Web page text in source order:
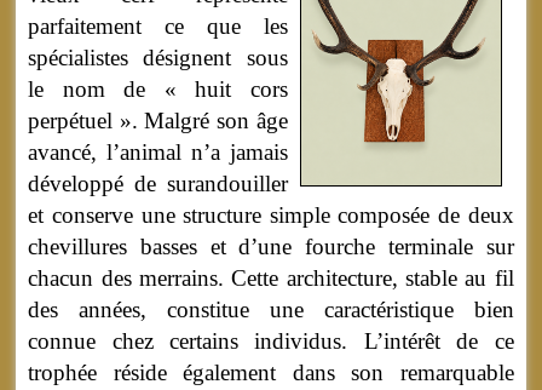
parfaitement ce que les
spécialistes désignent sous
le nom de « huit cors
perpétuel ». Malgré son âge
avancé, l’animal n’a jamais
développé de surandouiller
et conserve une structure simple composée de deux
chevillures basses et d’une fourche terminale sur
chacun des merrains. Cette architecture, stable au fil
des années, constitue une caractéristique bien
connue chez certains individus. L’intérêt de ce
trophée réside également dans son remarquable